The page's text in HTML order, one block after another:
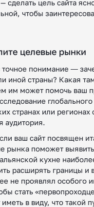
сделать цель сайта
чтобы
целевые рынки
точное понимание ―
иной страны? Какая
им может помочь ваш
странах или регионах
аудитория.
ваш сайт посвящен
рынка поможет
кухне
расширять границы и
не проявлял особого
стать
иметь в виду, что такой